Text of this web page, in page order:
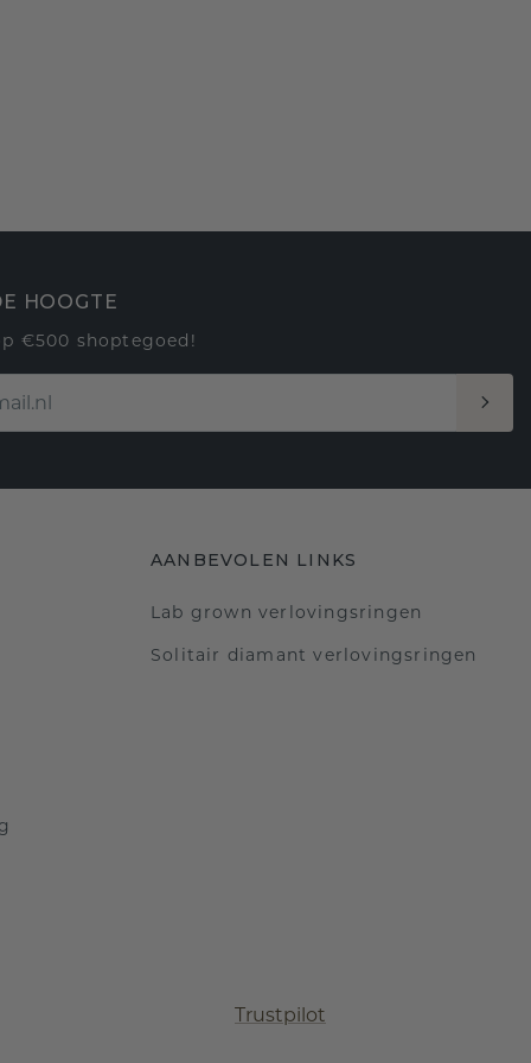
HOOGTE
€500 shoptegoed!
AANBEVOLEN LINKS
Lab grown verlovingsringen
Solitair diamant verlovingsringen
Trustpilot